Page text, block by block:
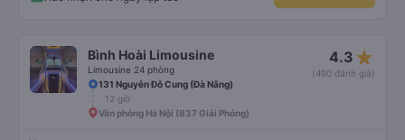
Bình Hoài Limousine
Limousine 24 phòng
4.3 star_rate
(490 đánh giá)
131 Nguyễn Đỗ Cung (Đà Nẵng)
12 giờ
Văn phòng Hà Nội (837 Giải Phóng)